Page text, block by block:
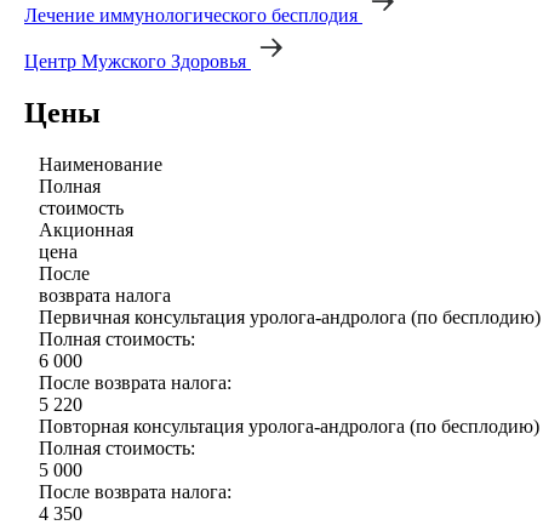
Лечение иммунологического бесплодия
Центр Мужского Здоровья
Цены
Наименование
Полная
стоимость
Акционная
цена
После
возврата налога
Первичная консультация уролога-андролога (по бесплодию)
Полная стоимость:
6 000
После возврата налога:
5 220
Повторная консультация уролога-андролога (по бесплодию)
Полная стоимость:
5 000
После возврата налога:
4 350